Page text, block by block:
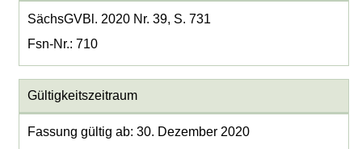
SächsGVBl. 2020 Nr. 39, S. 731
Fsn-Nr.: 710
Gültigkeitszeitraum
Fassung gültig ab: 30. Dezember 2020